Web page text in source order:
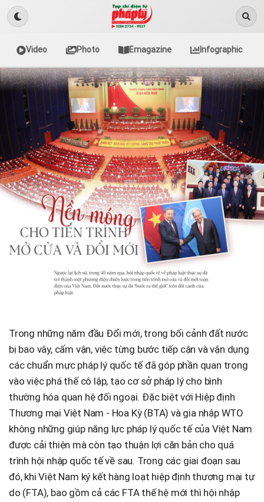
Video Photo Emagazine Infographic
Trong những năm đầu Đổi mới, trong bối cảnh đất nước
bị bao vây, cấm vận, việc từng bước tiếp cận và vận dụng
các chuẩn mực pháp lý quốc tế đã góp phần quan trọng
vào việc phá thế cô lập, tạo cơ sở pháp lý cho bình
thường hóa quan hệ đối ngoại. Đặc biệt với Hiệp định
Thương mại Việt Nam - Hoa Kỳ (BTA) và gia nhập WTO
không những giúp năng lực pháp lý quốc tế của Việt Nam
được cải thiện mà còn tạo thuận lợi căn bản cho quá
trình hội nhập quốc tế về sau. Trong các giai đoạn sau
đó, khi Việt Nam ký kết hàng loạt hiệp định thương mại tự
do (FTA), bao gồm cả các FTA thế hệ mới thì hội nhập